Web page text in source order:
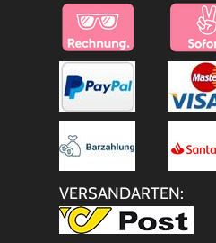
VERSANDARTEN: